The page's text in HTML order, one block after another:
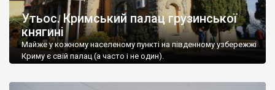
Утьос. Кримський палац грузинської
княгині
Майже у кожному населеному пункті на південному узбережжі
Криму є свій палац (а часто і не один).